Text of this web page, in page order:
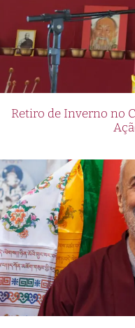
Retiro de Inverno no